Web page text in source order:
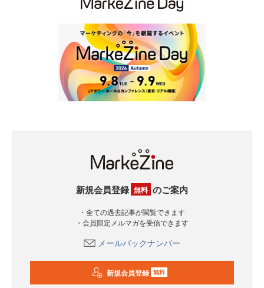
新規会員登録 無料 のご案内
・全ての過去記事が閲覧できます
・会員限定メルマガを受信できます
メールバックナンバー
新規会員登録 無料